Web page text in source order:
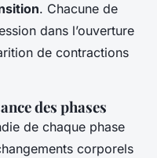
. Chacune de
dans l’ouverture
de contractions
des phases
de chaque phase
corporels